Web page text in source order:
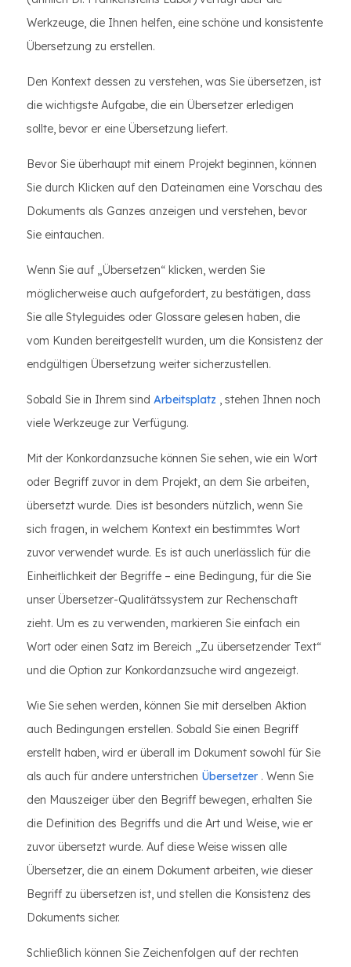
Werkzeuge, die Ihnen helfen, eine schöne und konsistente
Übersetzung zu erstellen.
Den Kontext dessen zu verstehen, was Sie übersetzen, ist
die wichtigste Aufgabe, die ein Übersetzer erledigen
sollte, bevor er eine Übersetzung liefert.
Bevor Sie überhaupt mit einem Projekt beginnen, können
Sie durch Klicken auf den Dateinamen eine Vorschau des
Dokuments als Ganzes anzeigen und verstehen, bevor
Sie eintauchen.
Wenn Sie auf „Übersetzen“ klicken, werden Sie
möglicherweise auch aufgefordert, zu bestätigen, dass
Sie alle Styleguides oder Glossare gelesen haben, die
vom Kunden bereitgestellt wurden, um die Konsistenz der
endgültigen Übersetzung weiter sicherzustellen.
Sobald Sie in Ihrem sind Arbeitsplatz , stehen Ihnen noch
viele Werkzeuge zur Verfügung.
Mit der Konkordanzsuche können Sie sehen, wie ein Wort
oder Begriff zuvor in dem Projekt, an dem Sie arbeiten,
übersetzt wurde. Dies ist besonders nützlich, wenn Sie
sich fragen, in welchem Kontext ein bestimmtes Wort
zuvor verwendet wurde. Es ist auch unerlässlich für die
Einheitlichkeit der Begriffe – eine Bedingung, für die Sie
unser Übersetzer-Qualitätssystem zur Rechenschaft
zieht. Um es zu verwenden, markieren Sie einfach ein
Wort oder einen Satz im Bereich „Zu übersetzender Text“
und die Option zur Konkordanzsuche wird angezeigt.
Wie Sie sehen werden, können Sie mit derselben Aktion
auch Bedingungen erstellen. Sobald Sie einen Begriff
erstellt haben, wird er überall im Dokument sowohl für Sie
als auch für andere unterstrichen Übersetzer . Wenn Sie
den Mauszeiger über den Begriff bewegen, erhalten Sie
die Definition des Begriffs und die Art und Weise, wie er
zuvor übersetzt wurde. Auf diese Weise wissen alle
Übersetzer, die an einem Dokument arbeiten, wie dieser
Begriff zu übersetzen ist, und stellen die Konsistenz des
Dokuments sicher.
Schließlich können Sie Zeichenfolgen auf der rechten